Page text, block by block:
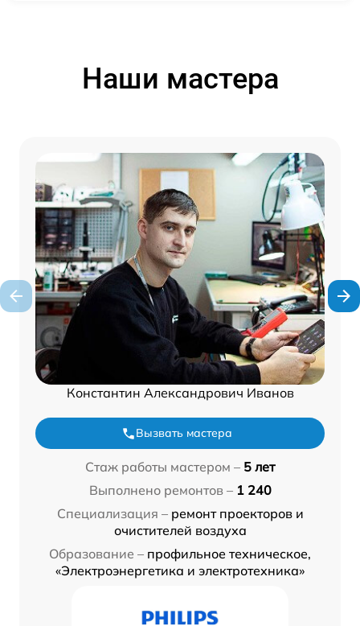
Наши мастера
Константин Александрович Иванов
Вызвать мастера
Стаж работы мастером – 5 лет
Выполнено ремонтов – 1 240
Специализация – ремонт проекторов и
очистителей воздуха
Образование – профильное техническое,
«Электроэнергетика и электротехника»